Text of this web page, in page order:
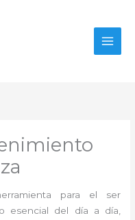
para el ser
esencial del día a día,